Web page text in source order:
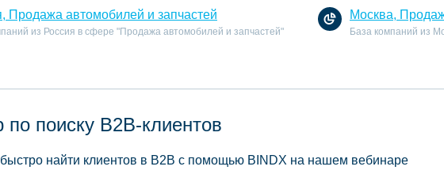
Продажа автомобилей и запчастей
из Россия в сфере "Продажа автомобилей и запчастей"
Москва,
База компаний из
по поиску B2B-клиентов
быстро найти клиентов в B2B с помощью BINDX на нашем вебинаре